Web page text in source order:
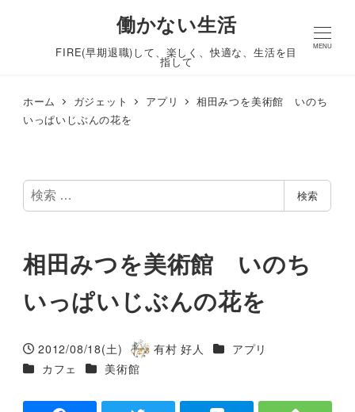
働かない生活
FIRE(早期退職)して、楽しく、快適な、生活を目
指して
MENU
ホーム ガジェット アプリ
相田みつを美術館 いのち
いっぱいじぶんの花を
検
索
検索
相田みつを美術館 いのち
いっぱいじぶんの花を
投稿日
2012/08/18(土)
著
者
有村 好人 カテゴリー
アプリ
カテゴリー
カフェ カテゴリー
美術館